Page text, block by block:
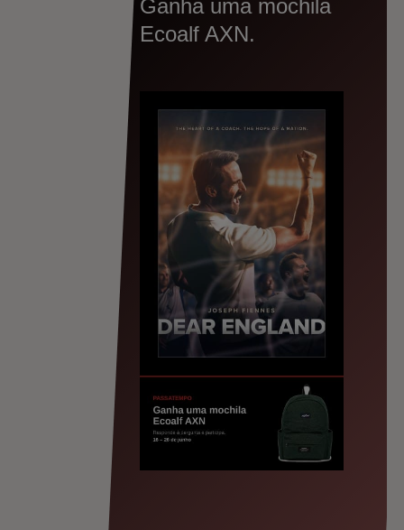
Ganha uma mochila
Ecoalf AXN.